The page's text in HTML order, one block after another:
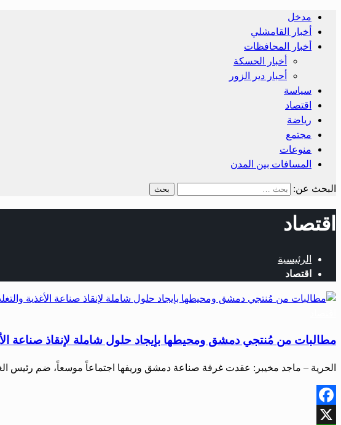
مدخل
أخبار القامشلي
أخبار المحافظات
أخبار الحسكة
أحبار دير الزور
سياسة
اقتصاد
رياضة
مجتمع
منوعات
المسافات بين المدن
البحث عن:
اقتصاد
الرئيسية
اقتصاد
مطالبات من مُنتجي دمشق ومحيطها بإيجاد حلول شاملة لإنقاذ صناعة
الحرية – ماجد مخيبر: عقدت غرفة صناعة دمشق وريفها اجتماعاً موسعاً، ضم رئيس
Facebook